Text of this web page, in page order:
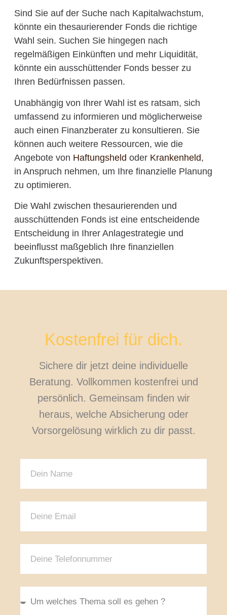
Sind Sie auf der Suche nach Kapitalwachstum,
könnte ein thesaurierender Fonds die richtige
Wahl sein. Suchen Sie hingegen nach
regelmäßigen Einkünften und mehr Liquidität,
könnte ein ausschüttender Fonds besser zu
Ihren Bedürfnissen passen.
Unabhängig von Ihrer Wahl ist es ratsam, sich
umfassend zu informieren und möglicherweise
auch einen Finanzberater zu konsultieren. Sie
können auch weitere Ressourcen, wie die
Angebote von Haftungsheld oder Krankenheld,
in Anspruch nehmen, um Ihre finanzielle Planung
zu optimieren.
Die Wahl zwischen thesaurierenden und
ausschüttenden Fonds ist eine entscheidende
Entscheidung in Ihrer Anlagestrategie und
beeinflusst maßgeblich Ihre finanziellen
Zukunftsperspektiven.
Kostenfrei für dich.
Sichere dir jetzt deine individuelle
Beratung. Vollkommen kostenfrei und
persönlich. Gemeinsam finden wir
heraus, welche Absicherung oder
Vorsorgelösung wirklich zu dir passt.